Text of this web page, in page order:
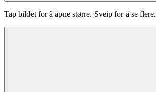
Tap bildet for å åpne større. Sveip for å se flere.